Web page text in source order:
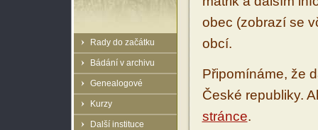
Rady do začátku
Bádání v archivu
Genealogové
Kurzy
Další instituce
obec (zobrazí se
obcí.
Připomínáme, že
České republiky.
stránce.